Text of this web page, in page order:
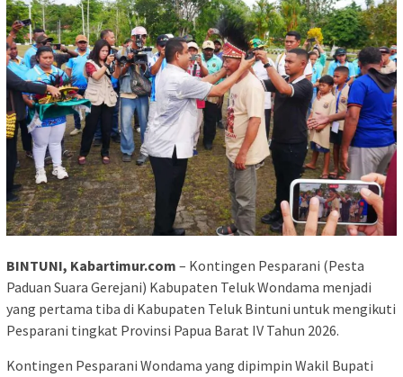
BINTUNI, Kabartimur.com – Kontingen Pesparani (Pesta
Paduan Suara Gerejani) Kabupaten Teluk Wondama menjadi
yang pertama tiba di Kabupaten Teluk Bintuni untuk mengikuti
Pesparani tingkat Provinsi Papua Barat IV Tahun 2026.
Kontingen Pesparani Wondama yang dipimpin Wakil Bupati